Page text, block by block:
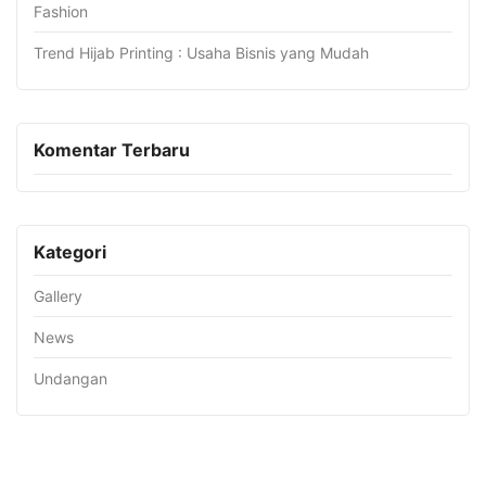
Fashion
Trend Hijab Printing : Usaha Bisnis yang Mudah
Komentar Terbaru
Kategori
Gallery
News
Undangan